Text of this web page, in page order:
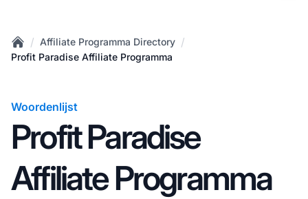
Home
/ Affiliate Programma Directory /
Profit Paradise Affiliate Programma
Woordenlijst
Profit Paradise
Affiliate Programma